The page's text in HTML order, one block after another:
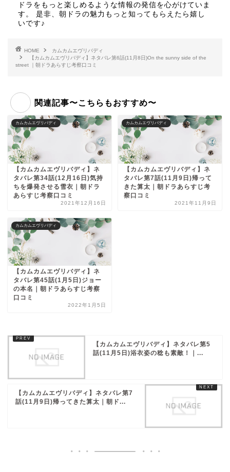
ドラをもっと楽しめるような情報の発信を心がけていま
す。 是非、朝ドラの魅力もっと知ってもらえたら嬉し
いです♪
HOME
カムカムエヴリバディ
【カムカムエヴリバディ】ネタバレ第6話(11月8日)On the sunny side of the
street ｜朝ドラあらすじ考察口コミ
関連記事〜こちらもおすすめ〜
カムカムエヴリバディ
【カムカムエヴリバディ】ネ
タバレ第34話(12月16日)気持
ちを爆発させる雪衣｜朝ドラ
あらすじ考察口コミ
2021年12月16日
カムカムエヴリバディ
【カムカムエヴリバディ】ネ
タバレ第7話(11月9日)帰って
きた算太｜朝ドラあらすじ考
察口コミ
2021年11月9日
カムカムエヴリバディ
【カムカムエヴリバディ】ネ
タバレ第45話(1月5日)ジョー
の本名｜朝ドラあらすじ考察
口コミ
2022年1月5日
【カムカムエヴリバディ】ネタバレ第5
話(11月5日)浴衣姿の稔も素敵！｜...
【カムカムエヴリバディ】ネタバレ第7
話(11月9日)帰ってきた算太｜朝ド...